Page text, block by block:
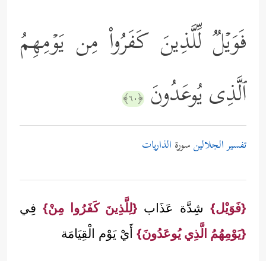
فَوَیۡلࣱ لِّلَّذِینَ كَفَرُواْ مِن یَوۡمِهِمُ
ٱلَّذِی یُوعَدُونَ ﴿٦٠﴾
تفسير الجلالينسورة الذاريات
{فَوَيْل}شِدَّة عَذَاب {لِلَّذِينَ كَفَرُوا مِنْ} فِي
{يَوْمِهُمُ الَّذِي يُوعَدُونَ} أَيْ يَوْم الْقِيَامَة